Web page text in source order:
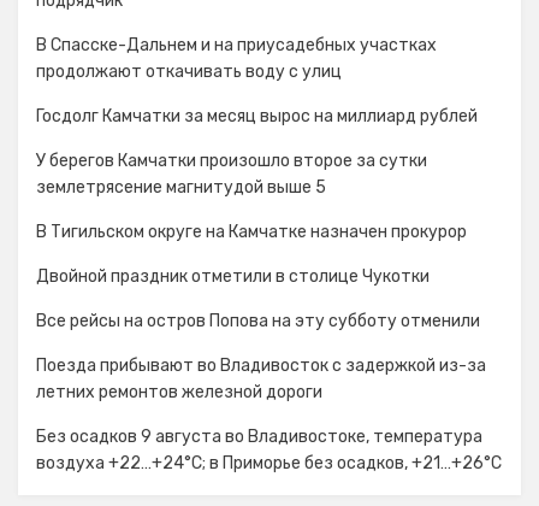
В Спасске-Дальнем и на приусадебных участках
продолжают откачивать воду с улиц
Госдолг Камчатки за месяц вырос на миллиард рублей
У берегов Камчатки произошло второе за сутки
землетрясение магнитудой выше 5
В Тигильском округе на Камчатке назначен прокурор
Двойной праздник отметили в столице Чукотки
Все рейсы на остров Попова на эту субботу отменили
Поезда прибывают во Владивосток с задержкой из-за
летних ремонтов железной дороги
Без осадков 9 августа во Владивостоке, температура
воздуха +22…+24°C; в Приморье без осадков, +21…+26°C